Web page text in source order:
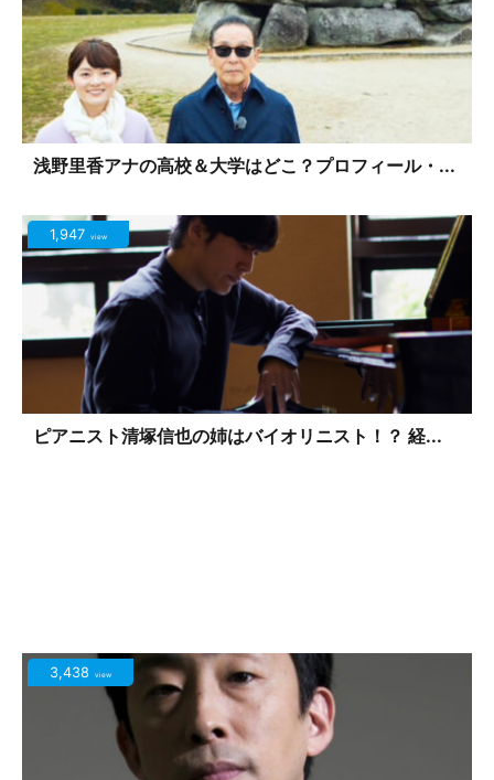
浅野里香アナの高校＆大学はどこ？プロフィール・...
1,947 view
ピアニスト清塚信也の姉はバイオリニスト！？ 経...
3,438 view